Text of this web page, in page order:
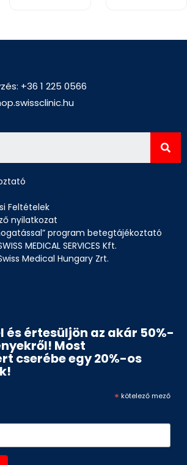
+36 1 225 0566
Feltételek
nyilatkozat
program betegtájékoztató
MEDICAL SERVICES Kft.
Medical Hungary Zrt.
és értesüljön az akár 50%-
Most
cserébe egy 20%-os
* kötelező mező